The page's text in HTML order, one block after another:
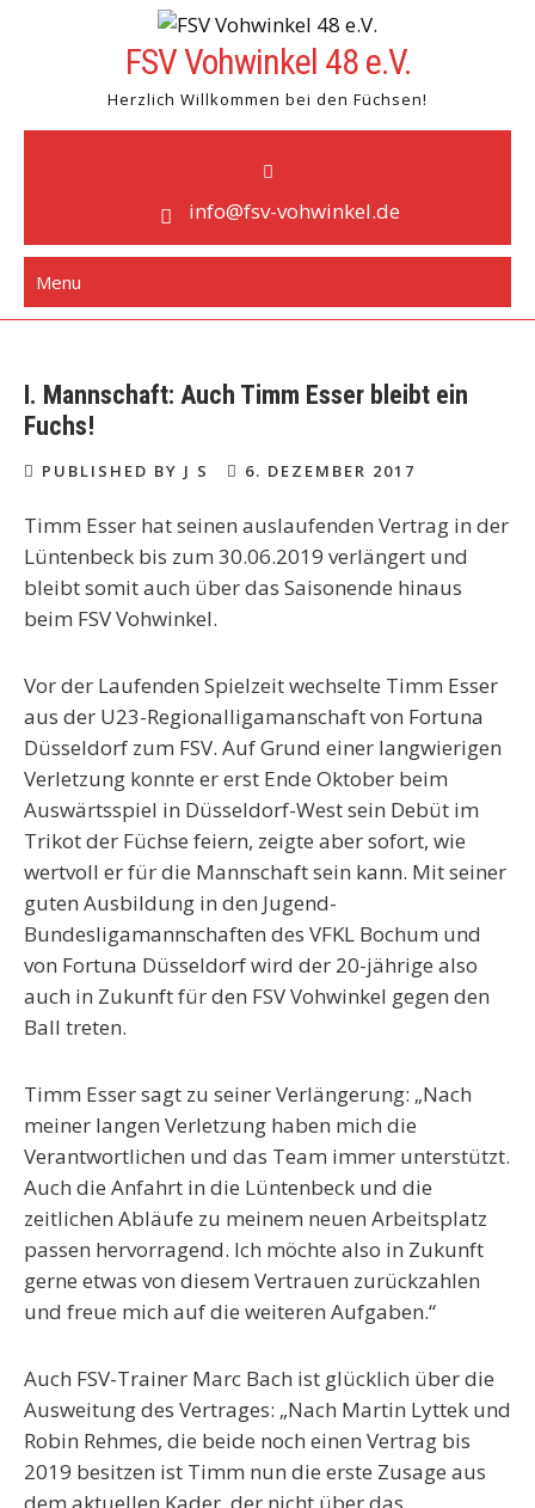
FSV Vohwinkel 48 e.V.
Herzlich Willkommen bei den Füchsen!
info@fsv-vohwinkel.de
Menu
I. Mannschaft: Auch Timm Esser bleibt ein
Fuchs!
PUBLISHED BY J S 6. DEZEMBER 2017
Timm Esser hat seinen auslaufenden Vertrag in der
Lüntenbeck bis zum 30.06.2019 verlängert und
bleibt somit auch über das Saisonende hinaus
beim FSV Vohwinkel.
Vor der Laufenden Spielzeit wechselte Timm Esser
aus der U23-Regionalligamanschaft von Fortuna
Düsseldorf zum FSV. Auf Grund einer langwierigen
Verletzung konnte er erst Ende Oktober beim
Auswärtsspiel in Düsseldorf-West sein Debüt im
Trikot der Füchse feiern, zeigte aber sofort, wie
wertvoll er für die Mannschaft sein kann. Mit seiner
guten Ausbildung in den Jugend-
Bundesligamannschaften des VFKL Bochum und
von Fortuna Düsseldorf wird der 20-jährige also
auch in Zukunft für den FSV Vohwinkel gegen den
Ball treten.
Timm Esser sagt zu seiner Verlängerung: „Nach
meiner langen Verletzung haben mich die
Verantwortlichen und das Team immer unterstützt.
Auch die Anfahrt in die Lüntenbeck und die
zeitlichen Abläufe zu meinem neuen Arbeitsplatz
passen hervorragend. Ich möchte also in Zukunft
gerne etwas von diesem Vertrauen zurückzahlen
und freue mich auf die weiteren Aufgaben.“
Auch FSV-Trainer Marc Bach ist glücklich über die
Ausweitung des Vertrages: „Nach Martin Lyttek und
Robin Rehmes, die beide noch einen Vertrag bis
2019 besitzen ist Timm nun die erste Zusage aus